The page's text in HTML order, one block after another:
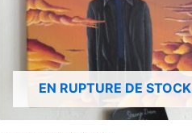
EN RUPTURE DE STOCK